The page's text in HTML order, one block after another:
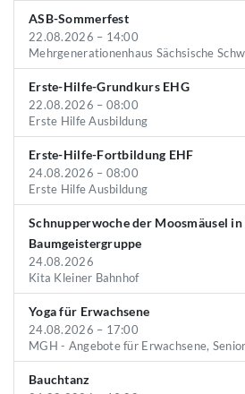
ASB-Sommerfest
22.08.2026 – 14:00
Mehrgenerationenhaus Sächsische
Erste-Hilfe-Grundkurs EHG
22.08.2026 – 08:00
Erste Hilfe Ausbildung
Erste-Hilfe-Fortbildung EHF
24.08.2026 – 08:00
Erste Hilfe Ausbildung
Schnupperwoche der Moosmäusel in
Baumgeistergruppe
24.08.2026
Kita Kleiner Bahnhof
Yoga für Erwachsene
24.08.2026 – 17:00
MGH - Angebote für Erwachsene,
Bauchtanz